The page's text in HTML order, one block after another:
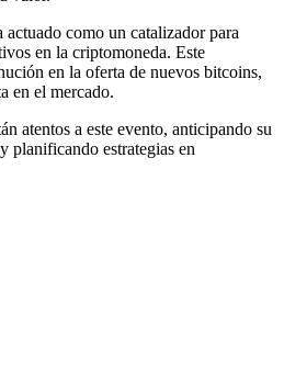
como un catalizador para
en la criptomoneda. Este
en la oferta de nuevos bitcoins,
en el mercado.
atentos a este evento, anticipando su
planificando estrategias en